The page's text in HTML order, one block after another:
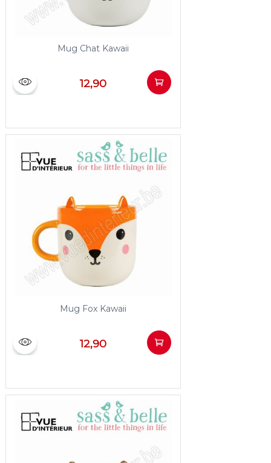
Mug Chat Kawaii
12,90
Mug Fox Kawaii
12,90